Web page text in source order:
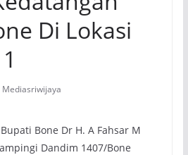
Di Lokasi
Mediasriwijaya
Bone Dr H. A Fahsar M
Dandim 1407/Bone